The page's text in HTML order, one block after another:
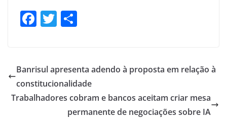
F
e
b
o
T
er e
Banrisul apresenta adendo à proposta em relação à
constitucionalidade
Trabalhadores cobram e bancos aceitam criar mesa
permanente de negociações sobre IA